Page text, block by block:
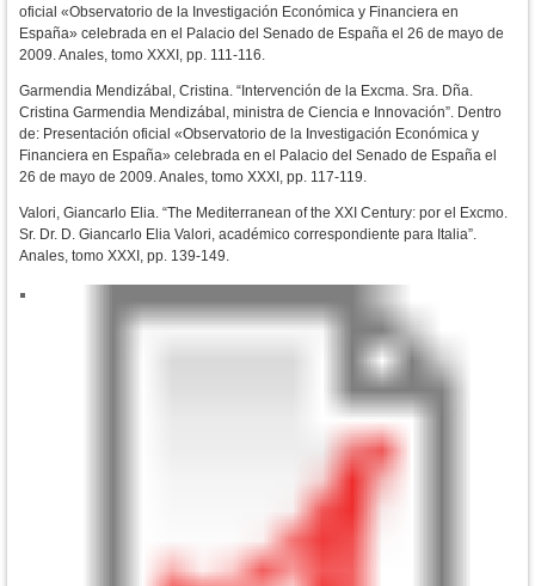
oficial «Observatorio de la Investigación Económica y Financiera en
España» celebrada en el Palacio del Senado de España el 26 de mayo de
2009. Anales, tomo XXXI, pp. 111-116.
Garmendia Mendizábal, Cristina. “Intervención de la Excma. Sra. Dña.
Cristina Garmendia Mendizábal, ministra de Ciencia e Innovación”. Dentro
de: Presentación oficial «Observatorio de la Investigación Económica y
Financiera en España» celebrada en el Palacio del Senado de España el
26 de mayo de 2009. Anales, tomo XXXI, pp. 117-119.
Valori, Giancarlo Elia. “The Mediterranean of the XXI Century: por el Excmo.
Sr. Dr. D. Giancarlo Elia Valori, académico correspondiente para Italia”.
Anales, tomo XXXI, pp. 139-149.